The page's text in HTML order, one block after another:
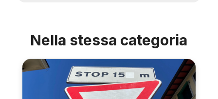
Nella stessa categoria